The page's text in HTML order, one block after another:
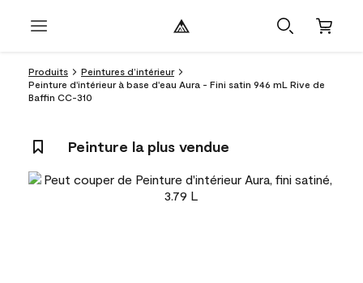
Produits
Peintures d’intérieur
Peinture d'intérieur à base d'eau Aura - Fini satin 946 mL Rive de
Baffin CC-310
Peinture la plus vendue